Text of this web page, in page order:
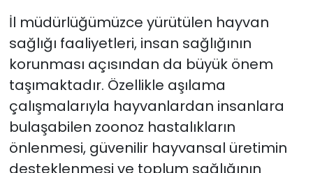
İl müdürlüğümüzce yürütülen hayvan
sağlığı faaliyetleri, insan sağlığının
korunması açısından da büyük önem
taşımaktadır. Özellikle aşılama
çalışmalarıyla hayvanlardan insanlara
bulaşabilen zoonoz hastalıkların
önlenmesi, güvenilir hayvansal üretimin
desteklenmesi ve toplum sağlığının